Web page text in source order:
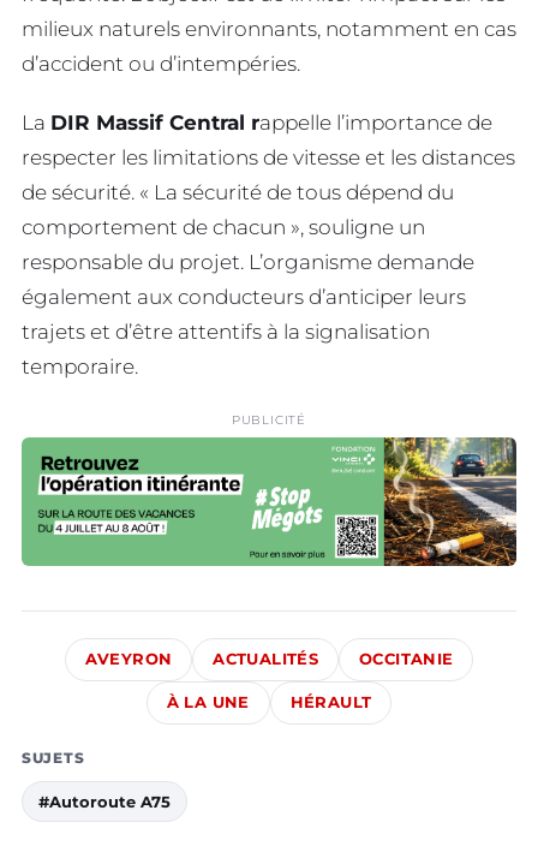
milieux naturels environnants, notamment en cas
d’accident ou d’intempéries.
La DIR Massif Central rappelle l’importance de
respecter les limitations de vitesse et les distances
de sécurité. « La sécurité de tous dépend du
comportement de chacun », souligne un
responsable du projet. L’organisme demande
également aux conducteurs d’anticiper leurs
trajets et d’être attentifs à la signalisation
temporaire.
PUBLICITÉ
AVEYRON ACTUALITÉS OCCITANIE
À LA UNE HÉRAULT
SUJETS
#Autoroute A75